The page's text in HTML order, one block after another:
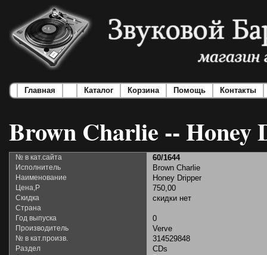
Главная Каталог Корзина Помощь Контакты
Brown Charlie -- Honey
№ в кат.сайта 60/1644
Исполнитель Brown Charlie
Наименование Honey Dripper
Цена,Р 750,00
Скидка скидки нет
Страна
Год выпуска
0
Производитель Verve
№ в кат.произв. 314529848
Раздел CDs